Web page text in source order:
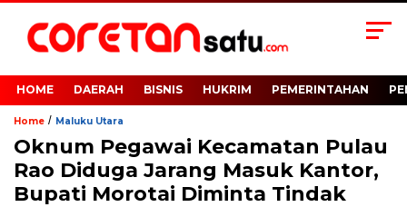
HOME DAERAH BISNIS HUKRIM PEMERINTAHAN
Home / Maluku Utara
Oknum Pegawai Kecamatan Pulau
Rao Diduga Jarang Masuk Kantor,
Bupati Morotai Diminta Tindak